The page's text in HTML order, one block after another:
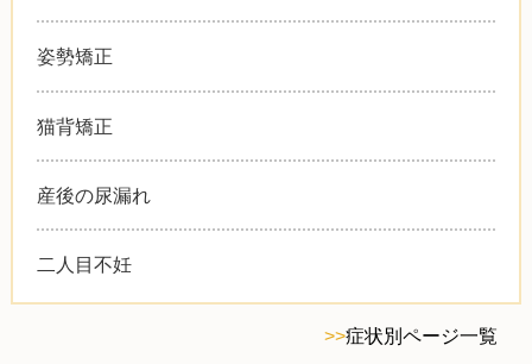
姿勢矯正
猫背矯正
産後の尿漏れ
二人目不妊
>>症状別ページ一覧